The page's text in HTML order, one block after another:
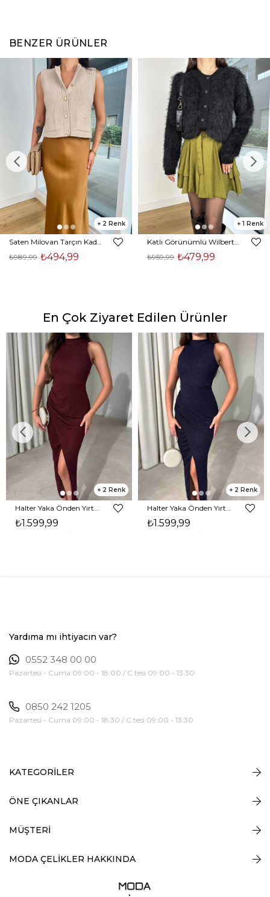
BENZER ÜRÜNLER
2
₺494,99
₺989,99
1
₺479,99
₺959,99
En Çok Ziyaret Edilen Ürünler
2
₺1.599,99
2
₺1.599,99
Yardıma mı ihtiyacın var?
0552 348 00 00
Pazartesi - Cuma 09:00 - 18:00 / C.tesi 09:00 - 13:30
0850 242 1205
Pazartesi - Cuma 09:00 - 18:30 / C.tesi 09:00 - 13:30
KATEGORİLER
ÖNE ÇIKANLAR
MÜŞTERİ
MODA ÇELİKLER HAKKINDA